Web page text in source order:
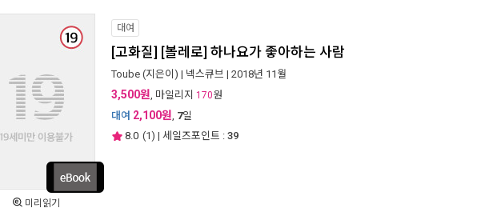
미리읽기
대여
[고화질] [볼레로] 하나요가 좋아하는 사람
Toube (지은이) | 넥스큐브 | 2018년 11월
3,500원, 마일리지 170원
대여 2,100원, 7일
8.0 (1) | 세일즈포인트 : 39